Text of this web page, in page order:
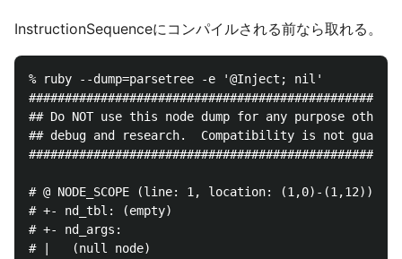
InstructionSequenceにコンパイルされる前なら取れる。
% ruby --dump=parsetree -e '@Inject; nil'
## Do NOT use this node dump for any purpose other
## debug and research.  Compatibility is not
# @ NODE_SCOPE (line: 1, location: (1,0)-(1,12))
# +- nd_tbl: (empty)
# +- nd_args:
# |   (null node)